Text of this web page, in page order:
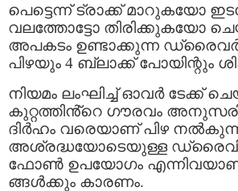
പെട്ടെന്ന് ട്രാക്ക് മാറുകയോ
വലത്തോട്ടോ തിരിക്കുകയോ
അപകടം ഉണ്ടാക്കുന്ന
പിഴയും 4 ബ്ലാക്ക് പോയിന്റും
നിയമം ലംഘിച്ച് ഓവർ ടേക്ക്
കുറ്റത്തിൻ്റെ ഗൗരവം
ദിർഹം വരെയാണ് പിഴ
അശ്രദ്ധയോടെയുള്ള
ഫോൺ ഉപയോഗം
ങ്ങൾക്കും കാരണം.